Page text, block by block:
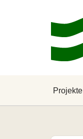
Projekte